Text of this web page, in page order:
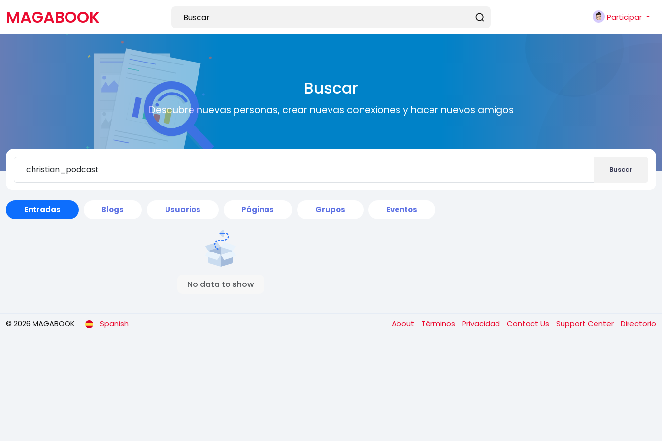
MAGABOOK Participar
Buscar
Descubre nuevas personas, crear nuevas conexiones y hacer nuevos amigos
Buscar
Entradas Blogs Usuarios Páginas Grupos Eventos
No data to show
© 2026 MAGABOOK Spanish About Términos Privacidad Contact Us Support Center Directorio